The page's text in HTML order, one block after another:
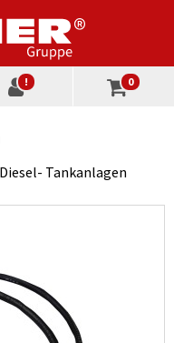
! 0
Tankanlagen